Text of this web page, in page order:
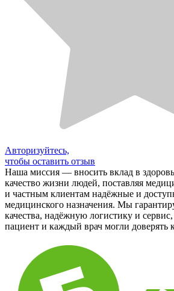
Авторизуйтесь,
чтобы оставить отзыв
Наша миссия — вносить вклад в
качество жизни людей, поставляя
и частным клиентам надёжные и
медицинского назначения. Мы
качества, надёжную логистику и
пациент и каждый врач могли доверять